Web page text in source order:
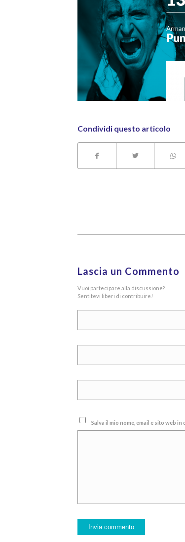
Condividi questo articolo
Lascia un Commento
Vuoi partecipare alla discussione?
Sentitevi liberi di contribuire!
Salva il mio nome, email e sito web